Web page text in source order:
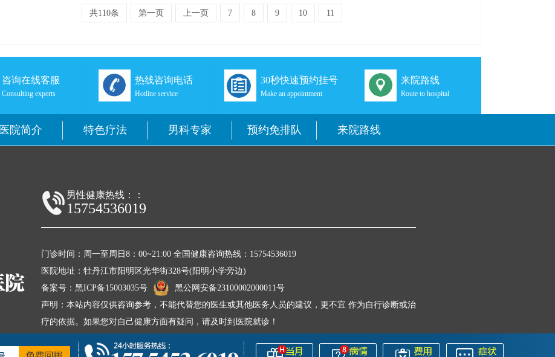
共110条 第一页 上一页 7 8 9 10 11
咨询在线客服
Consulting experts
热线咨询电话
Hotline service
30秒快速预约挂号
Make an appointment
来院路线
Route to hospital
医院简介 特色疗法 男科专家 预约免排队 来院路线
男性健康热线：：
15754536019
门诊时间：周一至周日8：00~21:00 全国健康咨询热线：15754536019
医院地址：牡丹江市阳明区光华街328号(阳明小学旁边)
备案号： 黑ICP备15003035号
黑公网安备23100002000011号
声明：本站内容仅供咨询参考，不能代替您的医生或其他医务人员的建议，更不宜 作为自行诊断或治
疗的依据。如果您对自己健康方面有疑问，请及时到医院就诊！